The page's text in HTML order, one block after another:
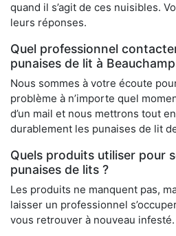
quand il s’agit de ces nuisibles.
leurs réponses.
Quel professionnel
punaises de lit à
Nous sommes à votre écoute
problème à n’importe quel
d’un mail et nous mettrons tout
durablement les punaises de lit
Quels produits utiliser pour
punaises de lits ?
Les produits ne manquent pas,
laisser un professionnel
vous retrouver à nouveau infesté.